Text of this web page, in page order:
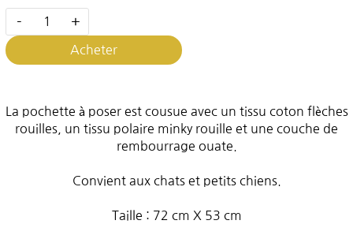
- +
Acheter
La pochette à poser est cousue avec un tissu coton flèches
rouilles, un tissu polaire minky rouille et une couche de
rembourrage ouate.
Convient aux chats et petits chiens.
Taille : 72 cm X 53 cm